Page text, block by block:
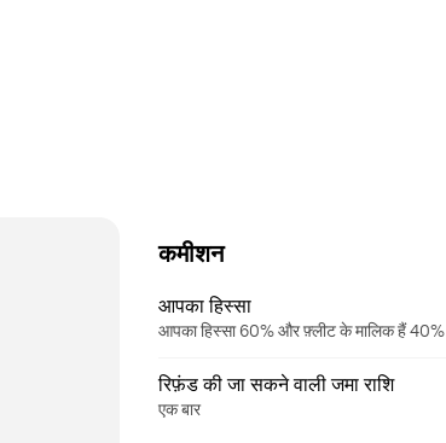
कमीशन
आपका हिस्सा
आपका हिस्सा 60% और फ़्लीट के मालिक हैं 40%
रिफ़ंड की जा सकने वाली जमा राशि
एक बार